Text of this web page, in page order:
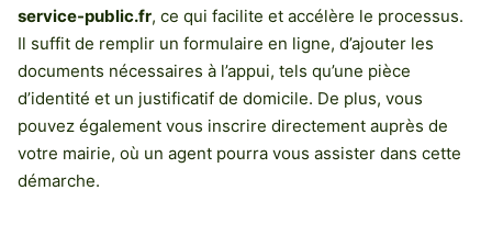
service-public.fr, ce qui facilite et accélère le processus.
Il suffit de remplir un formulaire en ligne, d’ajouter les
documents nécessaires à l’appui, tels qu’une pièce
d’identité et un justificatif de domicile. De plus, vous
pouvez également vous inscrire directement auprès de
votre mairie, où un agent pourra vous assister dans cette
démarche.